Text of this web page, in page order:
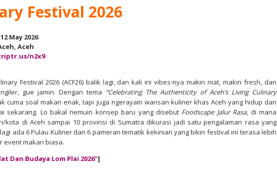
Festival 2026
May 2026
Aceh
n2x9
Festival 2026 (ACF26) balik lagi, dan kali ini vibes-nya makin niat, makin fresh, dan
gue jamin. Dengan tema “Celebrating The Authenticity of Aceh’s Living Culinary
cuma soal makan enak, tapi juga ngerayain warisan kuliner khas Aceh yang hidup dan
sekarang. Lo bakal nemuin konsep baru yang disebut Foodscape Jalur Rasa, di mana
kota di Aceh sampai 10 provinsi di Sumatra dikurasi jadi satu pengalaman rasa yang
ada 6 Pulau Kuliner dan 6 pameran tematik kekinian yang bikin festival ini terasa lebih
event makan biasa.
Dan Budaya Lom Plai 2026"]